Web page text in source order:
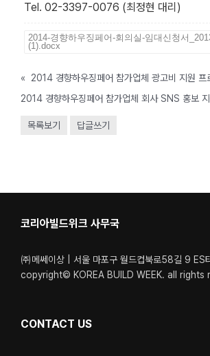
Tel. 02-3397-0076 (최정현 대리)
2014-경향하우징페어-회의실-임대신청서
(1).docx
«
2014 경향하우징페어 참가업체 회사 SNS 홍보
목록보기 답글쓰기
코리아빌드위크 사무국
㈜메쎄이상 | 서울 마포구 월드컵북로58길 9 ES
copyright© KOREA BUILD WEEK. all rights
CONTACT US